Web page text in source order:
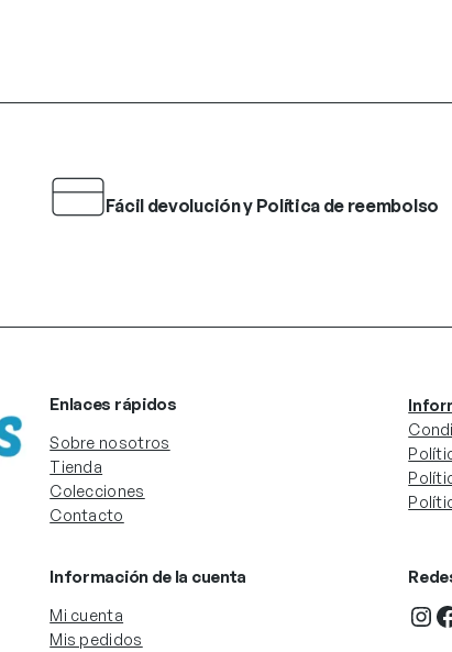
Fácil devolución y Política de reembolso
Enlaces rápidos
Sobre nosotros
Tienda
Colecciones
Contacto
Información de la cuenta
Mi cuenta
Mis pedidos
InstagramFacebook